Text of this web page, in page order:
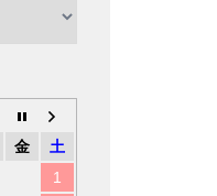
金
土
1